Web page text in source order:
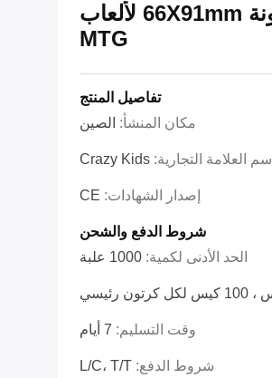
50 قطعة لكل كيس CPP بطاقات بيضاء ملونة 66X91mm لألعاب
MTG
تفاصيل المنتج
مكان المنشأ: الصين
اسم العلامة التجارية: Crazy Kids
إصدار الشهادات: CE
شروط الدفع والشحن
الحد الأدنى لكمية: 1000 علبة
وقت التسليم: 7 أيام
شروط الدفع: L/C، T/T